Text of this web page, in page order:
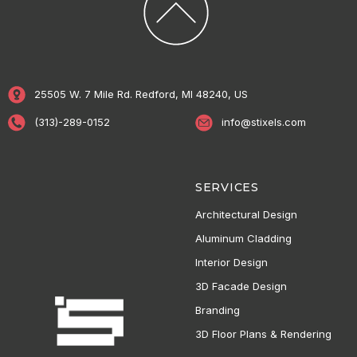
labore et dolore. agna
aliqua lorem ipsum.
Dolore magnam aliquam
Nemo enim ipsam
25505 W. 7 Mile Rd. Redford, MI 48240, US
(313)-289-0152 info@stixels.com
SERVICES
Architectural Design
Aluminum Cladding
Interior Design
3D Facade Design
Branding
3D Floor Plans & Rendering